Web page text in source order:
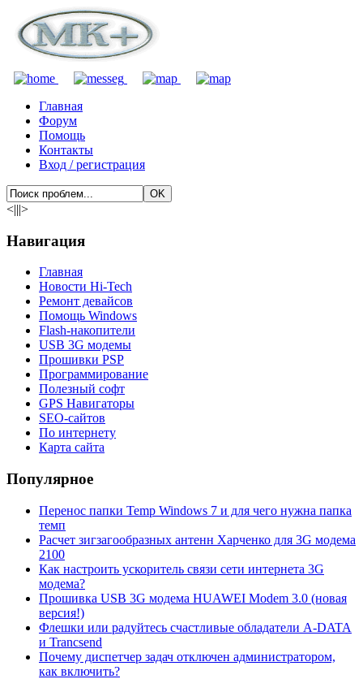
Главная
Форум
Помощь
Контакты
Вход / регистрация
<|||>
Навигация
Главная
Новости Hi-Tech
Ремонт девайсов
Помощь Windows
Flash-накопители
USB 3G модемы
Прошивки PSP
Программирование
Полезный софт
GPS Навигаторы
SEO-сайтов
По интернету
Карта сайта
Популярное
Перенос папки Temp Windows 7 и для чего нужна папка
темп
Расчет зигзагообразных антенн Харченко для 3G модема
2100
Как настроить ускоритель связи сети интернета 3G
модема?
Прошивка USB 3G модема HUAWEI Modem 3.0 (новая
версия!)
Флешки или радуйтесь счастливые обладатели A-DATA
и Trancsend
Почему диспетчер задач отключен администратором,
как включить?